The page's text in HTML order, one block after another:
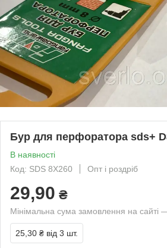
Бур для перфоратора sds+
В наявності
Код: SDS 8X260
Опт і роздріб
29,90 ₴
Мінімальна сума замовлення на сайті
25,30 ₴ від 3 шт.